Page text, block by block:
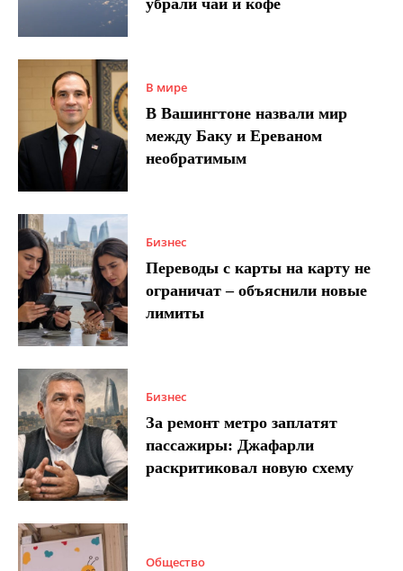
В мире
В Вашингтоне назвали мир
между Баку и Ереваном
необратимым
Бизнес
Переводы с карты на карту не
ограничат – объяснили новые
лимиты
Бизнес
За ремонт метро заплатят
пассажиры: Джафарли
раскритиковал новую схему
Общество